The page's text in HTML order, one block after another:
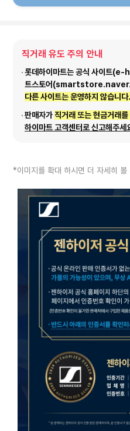
직거래 유도 주의 안내
롯데하이마트는 공식 사이트
트스토어
다른 사이트는 운영하지 않습니다.
판매자가직거래 또는 현금거래
하이마트 고객센터로 신고해주세
*이미지를 확대 하시면 더 자세히 볼